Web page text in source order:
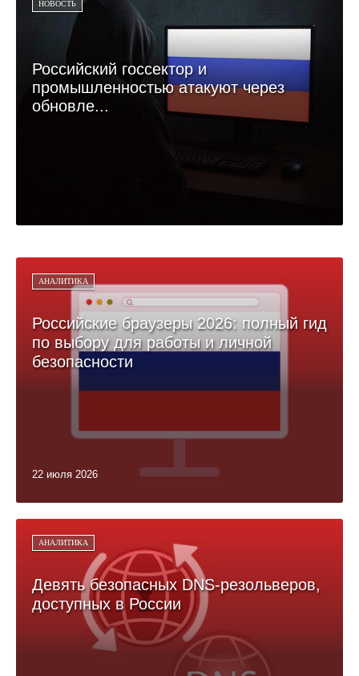
НОВОСТЬ
Российский госсектор и
промышленностью атакуют через
обновле...
АНАЛИТИКА
Российские браузеры 2026: полный гид
по выбору для работы и личной
безопасности
22 июля 2026
АНАЛИТИКА
Девять безопасных DNS-резольверов,
доступных в России